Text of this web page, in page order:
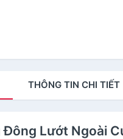
THÔNG TIN CHI TIẾT
Lướt Ngoài